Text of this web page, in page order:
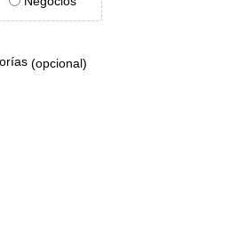
(opcional)